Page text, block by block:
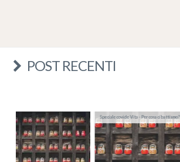
POST RECENTI
Speciale covid e Vita - Per cosa ci battiamo?